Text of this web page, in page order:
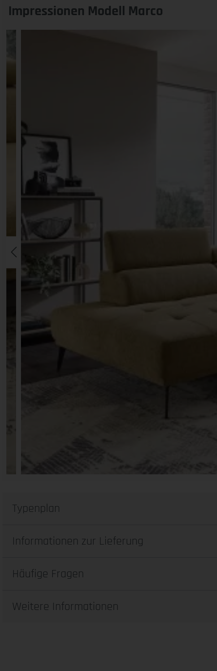
Impressionen Modell Marco
Typenplan
Informationen zur Lieferung
Häufige Fragen
Weitere Informationen